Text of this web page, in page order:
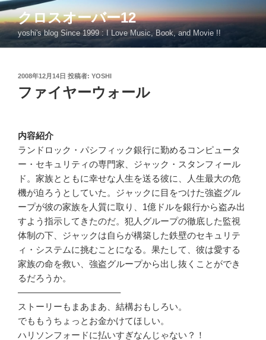
コ
ン
テ
ン
クロスオーバー12
yoshi's blog Since 1999 : I Love Music, Book, and Movie !!
投
稿
日:
2008年12月14日 投稿者: YOSHI
ファイヤーウォール
内容紹介
ランドロック・パシフィック銀行に勤めるコンピュータ
ー・セキュリティの専門家、ジャック・スタンフィール
ド。家族とともに幸せな人生を送る彼に、人生最大の危
機が迫ろうとしていた。ジャックに目をつけた強盗グル
ープが彼の家族を人質に取り、1億ドルを銀行から盗み出
すよう指示してきたのだ。犯人グループの徹底した監視
体制の下、ジャックは自らが構築した鉄壁のセキュリテ
ィ・システムに挑むことになる。果たして、彼は愛する
家族の命を救い、強盗グループから出し抜くことができ
るだろうか。
———————————–
ストーリーもまあまあ、結構おもしろい。
でももうちょっとお金かけてほしい。
ハリソンフォードに払いすぎなんじゃない？！